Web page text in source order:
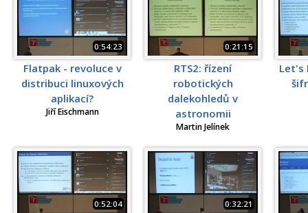
0:54:23
Flatpak - revoluce v
distribuci linuxových
aplikací?
Jiří Eischmann
0:21:15
RTS2: řízení
robotických
dalekohledů v
astronomii
Martin Jelínek
Let's
0:52:04 0:32:21